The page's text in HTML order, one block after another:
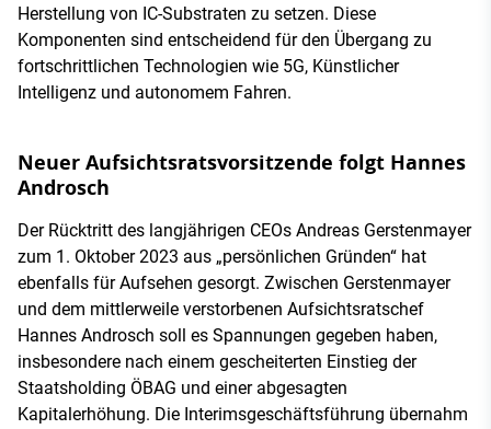
Herstellung von IC-Substraten zu setzen. Diese
Komponenten sind entscheidend für den Übergang zu
fortschrittlichen Technologien wie 5G, Künstlicher
Intelligenz und autonomem Fahren.
Neuer Aufsichtsratsvorsitzende folgt Hannes
Androsch
Der Rücktritt des langjährigen CEOs Andreas Gerstenmayer
zum 1. Oktober 2023 aus „persönlichen Gründen“ hat
ebenfalls für Aufsehen gesorgt. Zwischen Gerstenmayer
und dem mittlerweile verstorbenen Aufsichtsratschef
Hannes Androsch soll es Spannungen gegeben haben,
insbesondere nach einem gescheiterten Einstieg der
Staatsholding ÖBAG und einer abgesagten
Kapitalerhöhung. Die Interimsgeschäftsführung übernahm